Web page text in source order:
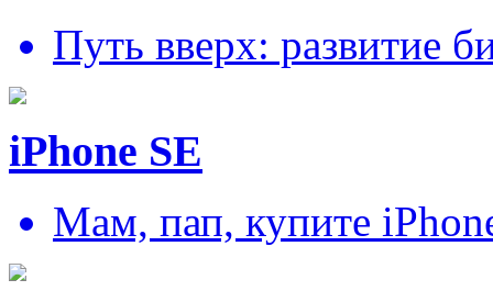
Путь вверх: развитие
iPhone SE
Мам, пап, купите